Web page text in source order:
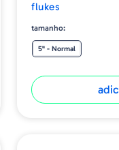
flukes
tamanho:
5" - Normal